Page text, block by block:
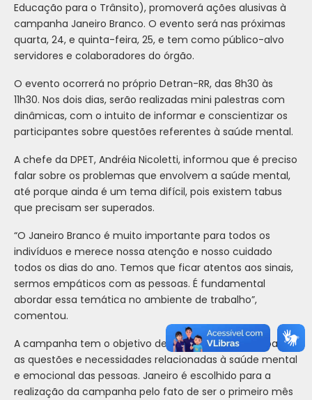
Educação para o Trânsito), promoverá ações alusivas à
campanha Janeiro Branco. O evento será nas próximas
quarta, 24, e quinta-feira, 25, e tem como público-alvo
servidores e colaboradores do órgão.
O evento ocorrerá no próprio Detran-RR, das 8h30 às
11h30. Nos dois dias, serão realizadas mini palestras com
dinâmicas, com o intuito de informar e conscientizar os
participantes sobre questões referentes à saúde mental.
A chefe da DPET, Andréia Nicoletti, informou que é preciso
falar sobre os problemas que envolvem a saúde mental,
até porque ainda é um tema difícil, pois existem tabus
que precisam ser superados.
“O Janeiro Branco é muito importante para todos os
indivíduos e merece nossa atenção e nosso cuidado
todos os dias do ano. Temos que ficar atentos aos sinais,
sermos empáticos com as pessoas. É fundamental
abordar essa temática no ambiente de trabalho”,
comentou.
A campanha tem o objetivo de chamar a atenção para
as questões e necessidades relacionadas à saúde mental
e emocional das pessoas. Janeiro é escolhido para a
realização da campanha pelo fato de ser o primeiro mês